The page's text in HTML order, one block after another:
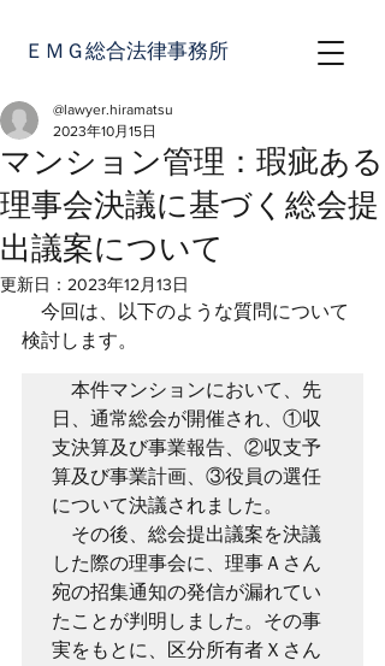
ＥＭＧ総合法律事務所
マンション管理：瑕疵ある
理事会決議に基づく総会提
出議案について
@lawyer.hiramatsu
2023年10月15日
更新日： 2023年12月13日
今回は、以下のような質問について
検討します。
本件マンションにおいて、先
日、通常総会が開催され、①収
支決算及び事業報告、②収支予
算及び事業計画、③役員の選任
について決議されました。
その後、総会提出議案を決議
した際の理事会に、理事Ａさん
宛の招集通知の発信が漏れてい
たことが判明しました。その事
実をもとに、区分所有者Ｘさん